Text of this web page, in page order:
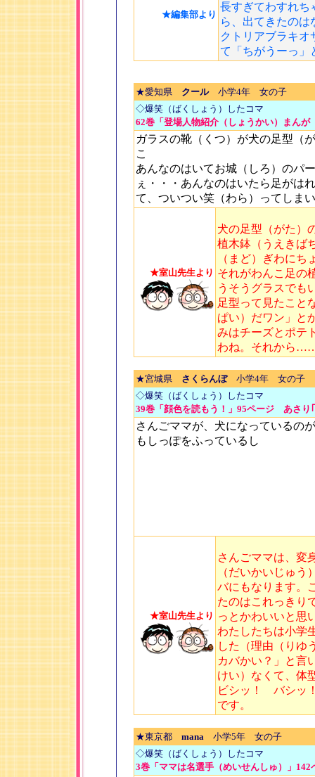
★編集部より
長すぎてわすれ
ら、出てきたのは
クトリアブラキ
て「ちがうーっ」
★愛知県 クール小学4年 女の子
◇爆笑（ばくしょう）したコマ
62巻「登場人物紹介（しょうかい）まん
ガラスの靴（くつ）が犬の足型（
こ
あんなのはいてお城（しろ）のパ
ぇ・・・あんなのはいたら足がは
て、ついつい笑（わら）ってしま
★室山先生より
犬の足型（がた）
植木鉢（うえきば
（まど）ぎわに
それがわんこ足の
うそうグラスでも
足型って見たこと
ぱい）だワン」と
みはチーズとポテ
わね。それから
★宮城県 さくらんぼ小学4年 女の子
◇爆笑（ばくしょう）したコマ
39巻「顔色を読もう！」95ページ あさり
さんごママが、犬になっているの
もしっぽをふっているし
★室山先生より
さんごママは、変
（だいかいじゅ
バにもなります。
たのはこれっきり
っとかわいいと思
わたしたちは小学
した（理由（りゆ
カバかい？」と言
けい）なくて、
ビシッ！ バシッ
です。
★東京都 mana小学5年 女の子
◇爆笑（ばくしょう）したコマ
3巻「ママは名選手（めいせんしゅ）」